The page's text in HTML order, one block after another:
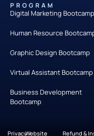
PROGRAM
Digital Marketing Bootcamp
Human Resource
Graphic Design Bootcamp
Virtual Assistant Bootcamp
Business Development
Bootcamp
PrivacyWebsite Refund &